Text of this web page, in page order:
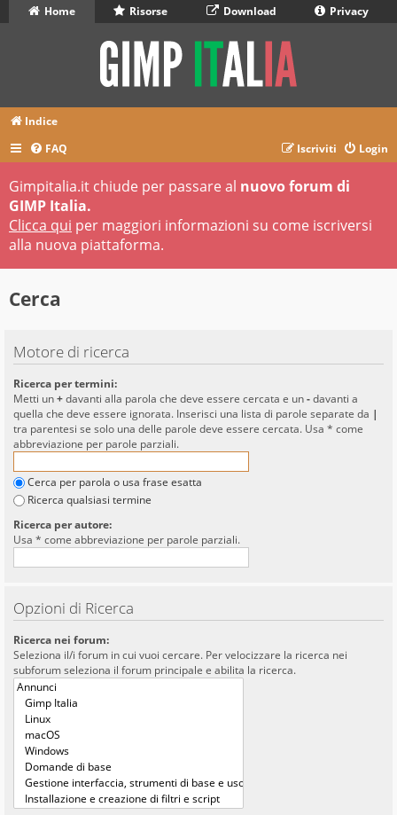
Home Risorse Download Privacy
Indice
FAQ
Login
Iscriviti
Gimpitalia.it chiude per passare al nuovo forum di
GIMP Italia.
Clicca qui per maggiori informazioni su come iscriversi
alla nuova piattaforma.
Cerca
Motore di ricerca
Ricerca per termini:
Metti un+davanti alla parola che deve essere cercata e un-davanti a
quella che deve essere ignorata. Inserisci una lista di parole separate da |
tra parentesi se solo una delle parole deve essere cercata. Usa * come
abbreviazione per parole parziali.
Cerca per parola o usa frase esatta
Ricerca qualsiasi termine
Ricerca per autore:
Usa * come abbreviazione per parole parziali.
Opzioni di Ricerca
Ricerca nei forum:
Seleziona il/i forum in cui vuoi cercare. Per velocizzare la ricerca nei
subforum seleziona il forum principale e abilita la ricerca.